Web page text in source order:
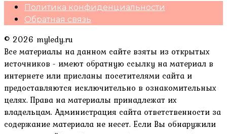
Политика конфиденциальности
Обратная связь
© 2026 myledy.ru
Все материалы на данном сайте взяты из открытых
источников - имеют обратную ссылку на материал в
интернете или присланы посетителями сайта и
предоставляются исключительно в ознакомительных
целях. Права на материалы принадлежат их
владельцам. Администрация сайта ответственности за
содержание материала не несет. Если Вы обнаружили